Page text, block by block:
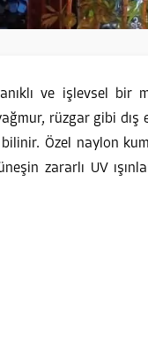
ve işlevsel bir
rüzgar gibi dış
Özel naylon
zararlı UV